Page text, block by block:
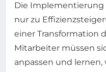
Die
nur zu
einer Transformation
Mitarbeiter müssen
anpassen und